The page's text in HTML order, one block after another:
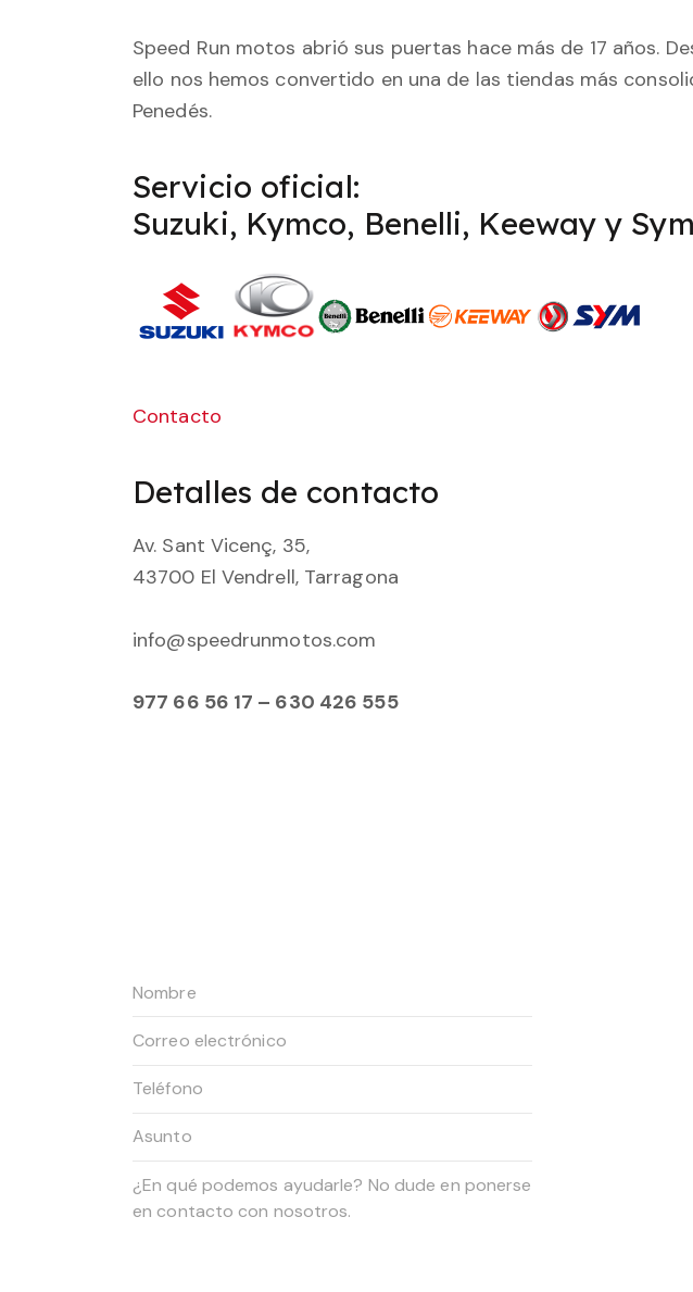
Speed Run motos abrió sus puertas hace más de 17 años.
ello nos hemos convertido en una de las tiendas más
Penedés.
Servicio oficial:
Suzuki, Kymco, Benelli, Keeway y
Contacto
Detalles de contacto
Av. Sant Vicenç, 35,
43700 El Vendrell, Tarragona
info@speedrunmotos.com
977 66 56 17 – 630 426 555